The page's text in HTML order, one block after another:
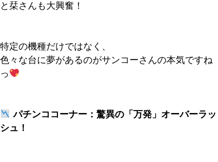
と栞さんも大興奮！
特定の機種だけではなく、
色々な台に夢があるのがサンコーさんの本気ですね
っ
パチンココーナー：驚異の「万発」オーバーラッ
シュ！